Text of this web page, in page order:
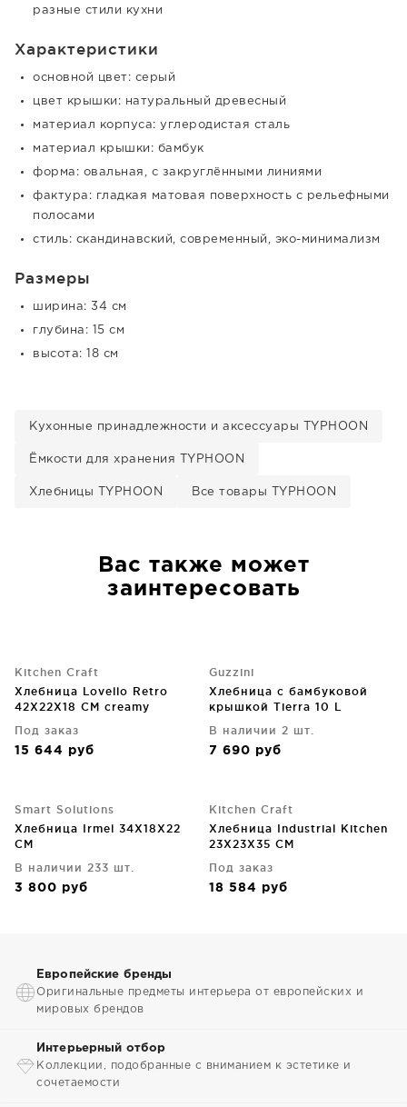
разные стили кухни
Характеристики
основной цвет: серый
цвет крышки: натуральный древесный
материал корпуса: углеродистая сталь
материал крышки: бамбук
форма: овальная, с закруглёнными линиями
фактура: гладкая матовая поверхность с рельефными
полосами
стиль: скандинавский, современный, эко-минимализм
Размеры
ширина: 34 см
глубина: 15 см
высота: 18 см
Кухонные принадлежности и аксессуары TYPHOON
Ёмкости для хранения TYPHOON
Хлебницы TYPHOON Все товары TYPHOON
Вас также может
заинтересовать
Kitchen Craft
Хлебница Lovello Retro
42X22X18 CM creamy
Под заказ
15 644 руб
Guzzini
Хлебница с бамбуковой
крышкой Tierra 10 L
В наличии 2 шт.
7 690 руб
Smart Solutions
Хлебница Irmel 34X18X22
CM
В наличии 233 шт.
3 800 руб
Kitchen Craft
Хлебница Industrial Kitchen
23X23X35 CM
Под заказ
18 584 руб
Европейские бренды
Оригинальные предметы интерьера от европейских и
мировых брендов
Интерьерный отбор
Коллекции, подобранные с вниманием к эстетике и
сочетаемости